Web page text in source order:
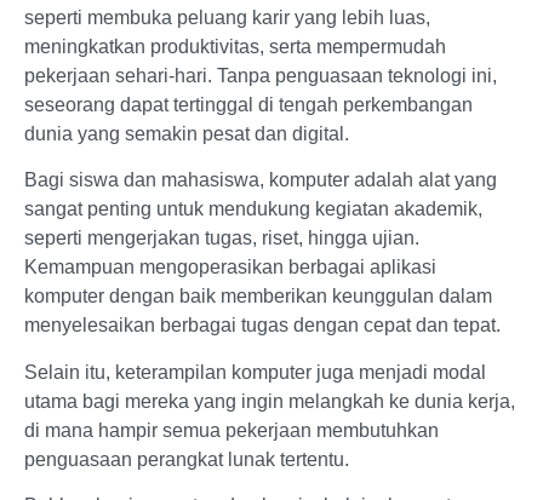
seperti membuka peluang karir yang lebih luas,
meningkatkan produktivitas, serta mempermudah
pekerjaan sehari-hari. Tanpa penguasaan teknologi ini,
seseorang dapat tertinggal di tengah perkembangan
dunia yang semakin pesat dan digital.
Bagi siswa dan mahasiswa, komputer adalah alat yang
sangat penting untuk mendukung kegiatan akademik,
seperti mengerjakan tugas, riset, hingga ujian.
Kemampuan mengoperasikan berbagai aplikasi
komputer dengan baik memberikan keunggulan dalam
menyelesaikan berbagai tugas dengan cepat dan tepat.
Selain itu, keterampilan komputer juga menjadi modal
utama bagi mereka yang ingin melangkah ke dunia kerja,
di mana hampir semua pekerjaan membutuhkan
penguasaan perangkat lunak tertentu.